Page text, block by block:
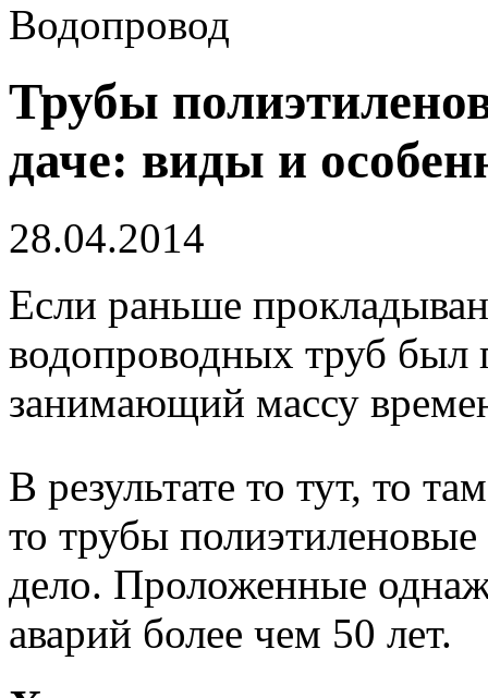
Водопровод
Трубы
даче: виды и
28.04.2014
Если раньше
водопроводных труб был
занимающий массу
В результате то тут, то
то трубы
дело. Проложенные
аварий более чем 50 лет.